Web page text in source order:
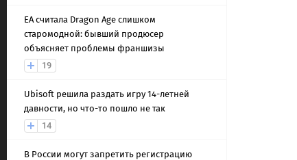
EA считала Dragon Age слишком
старомодной: бывший продюсер
объясняет проблемы франшизы
19
Ubisoft решила раздать игру 14-летней
давности, но что-то пошло не так
14
В России могут запретить регистрацию